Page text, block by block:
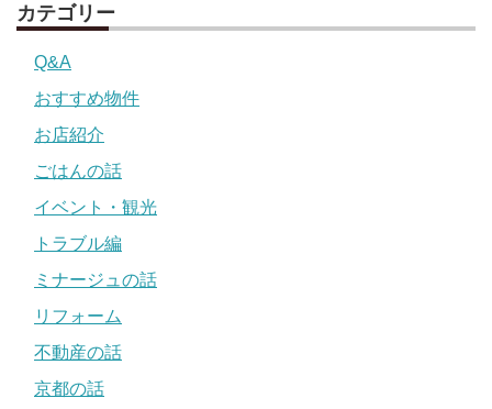
カテゴリー
Q&A
おすすめ物件
お店紹介
ごはんの話
イベント・観光
トラブル編
ミナージュの話
リフォーム
不動産の話
京都の話